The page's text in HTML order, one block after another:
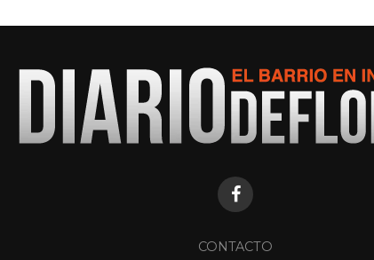
CONTACTO